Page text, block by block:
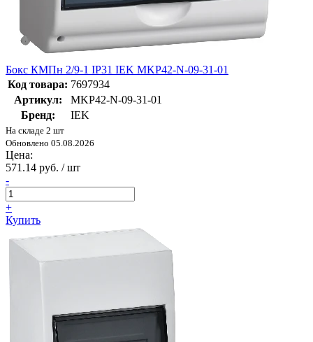
Бокс КМПн 2/9-1 IP31 IEK MKP42-N-09-31-01
Код товара: 7697934
Артикул:
MKP42-N-09-31-01
Бренд:
IEK
На складе 2 шт
Обновлено 05.08.2026
Цена:
571.14 руб. / шт
-
+
Купить